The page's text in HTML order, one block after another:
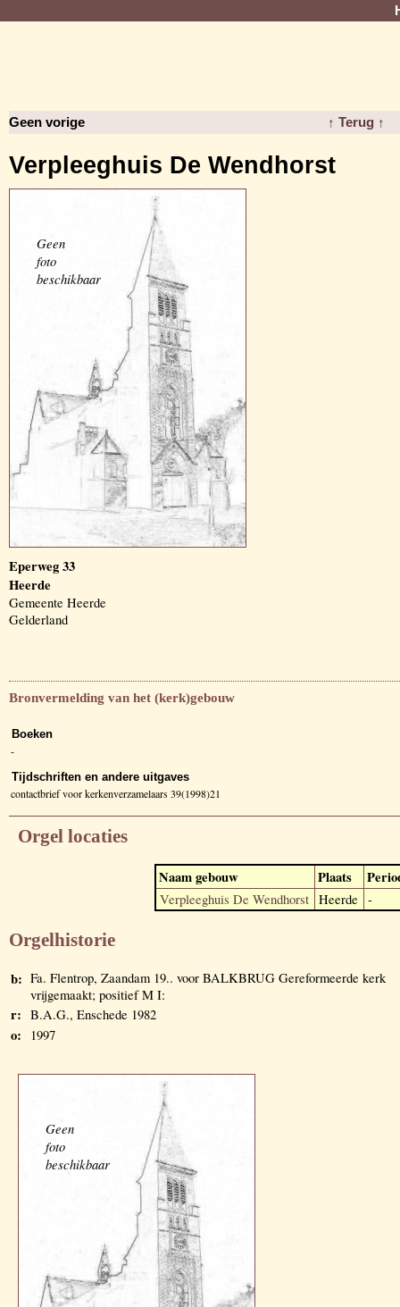
Geen vorige ↑ Terug ↑
Verpleeghuis De Wendhorst
Geen
foto
beschikbaar
Eperweg 33
Heerde
Gemeente Heerde
Gelderland
Bronvermelding van het (kerk)gebouw
Boeken
-
Tijdschriften en andere uitgaves
contactbrief voor kerkenverzamelaars 39(1998)21
Orgel locaties
Naam gebouw Plaats
Verpleeghuis De Wendhorst Heerde -
Orgelhistorie
b: Fa. Flentrop, Zaandam 19.. voor BALKBRUG Gereformeerde kerk
vrijgemaakt; positief M I:
r: B.A.G., Enschede 1982
o: 1997
Geen
foto
beschikbaar